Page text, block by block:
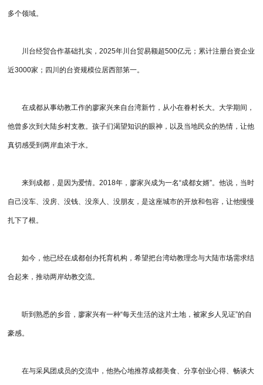
多个领域。
川台经贸合作基础扎实，2025年川台贸易额超500亿元；累计注册台资企业
近3000家；四川的台资规模位居西部第一。
在成都从事幼教工作的廖家兴来自台湾新竹，从小在眷村长大。大学期间，
他曾多次到大陆乡村支教。孩子们渴望知识的眼神，以及当地民众的热情，让他
真切感受到两岸血浓于水。
来到成都，是因为爱情。2018年，廖家兴成为一名“成都女婿”。他说，当时
自己没车、没房、没钱、没亲人、没朋友，是这座城市的开放和包容，让他慢慢
扎下了根。
如今，他已经在成都创办托育机构，希望把台湾幼教理念与大陆市场需求结
合起来，推动两岸幼教交流。
听到熟悉的乡音，廖家兴有一种“每天生活的这片土地，被家乡人见证”的自
豪感。
在与采风团成员的交流中，他热心地推荐成都美食、分享创业心得、畅谈大